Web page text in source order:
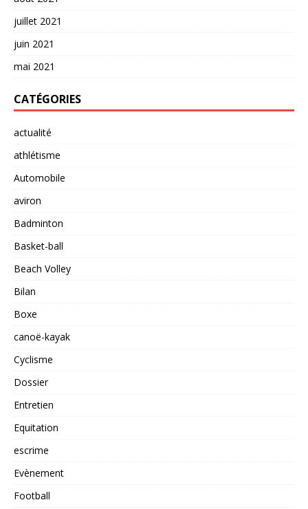
juillet 2021
juin 2021
mai 2021
CATÉGORIES
actualité
athlétisme
Automobile
aviron
Badminton
Basket-ball
Beach Volley
Bilan
Boxe
canoë-kayak
Cyclisme
Dossier
Entretien
Equitation
escrime
Evènement
Football